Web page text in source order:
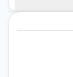
ámbitos de la
repertorio varía
enérgicos que
especial para
contagiosos, lo
presentación de